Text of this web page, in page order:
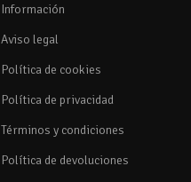
Información
Aviso legal
Política de cookies
Política de privacidad
Términos y condiciones
Política de devoluciones